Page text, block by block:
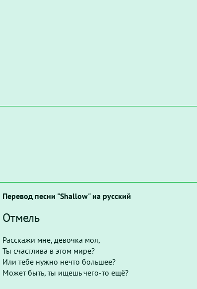
Перевод песни "Shallow" на русский
Отмель
Расскажи мне, девочка моя,
Ты счастлива в этом мире?
Или тебе нужно нечто большее?
Может быть, ты ищешь чего-то ещё?